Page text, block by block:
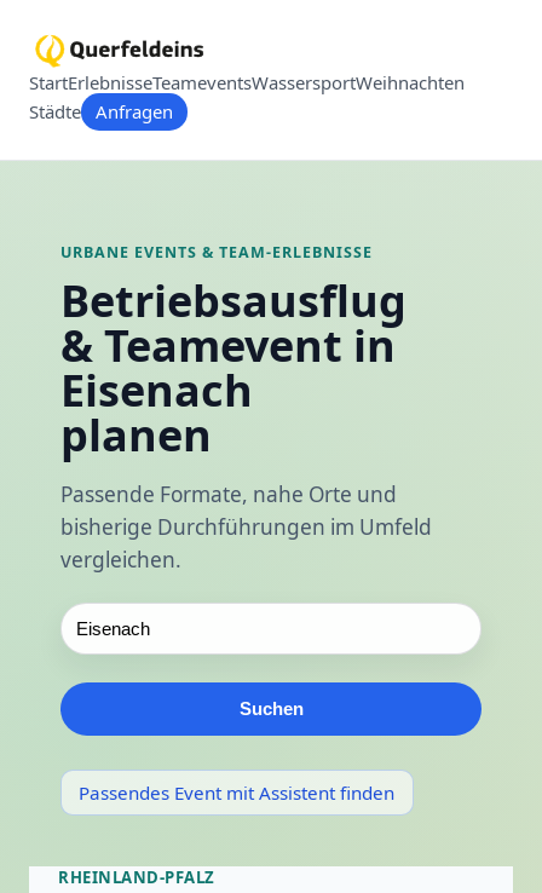
StartErlebnisseTeameventsWassersportWeihnachten
Städte Anfragen
URBANE EVENTS & TEAM-ERLEBNISSE
Betriebsausflug
& Teamevent in
Eisenach
planen
Passende Formate, nahe Orte und
bisherige Durchführungen im Umfeld
vergleichen.
Suchen
Passendes Event mit Assistent finden
RHEINLAND-PFALZ